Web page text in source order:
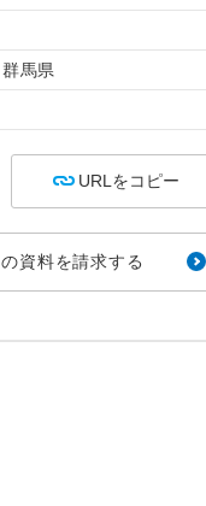
馬県
URLをコピー
資料を請求する